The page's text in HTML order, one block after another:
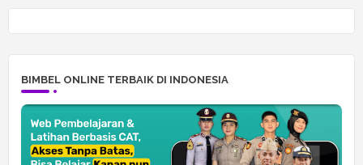
BIMBEL ONLINE TERBAIK DI INDONESIA